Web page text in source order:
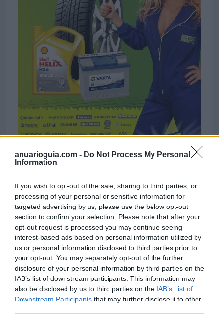
anuarioguia.com - Do Not Process My Personal
Information
If you wish to opt-out of the sale, sharing to third parties, or
processing of your personal or sensitive information for
targeted advertising by us, please use the below opt-out
section to confirm your selection. Please note that after your
opt-out request is processed you may continue seeing
interest-based ads based on personal information utilized by
us or personal information disclosed to third parties prior to
your opt-out. You may separately opt-out of the further
disclosure of your personal information by third parties on the
IAB’s list of downstream participants. This information may
also be disclosed by us to third parties on the IAB’s List of
Downstream Participants that may further disclose it to other